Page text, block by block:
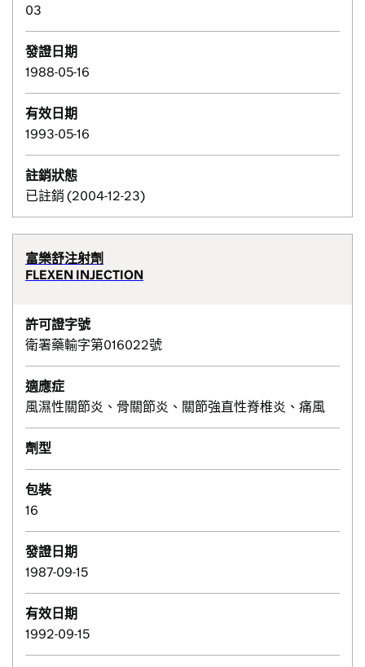
03
發證日期
1988-05-16
有效日期
1993-05-16
註銷狀態
已註銷 (2004-12-23)
富樂舒注射劑
FLEXEN INJECTION
許可證字號
衛署藥輸字第016022號
適應症
風濕性關節炎、骨關節炎、關節強直性脊椎炎、痛風
劑型
包裝
16
發證日期
1987-09-15
有效日期
1992-09-15